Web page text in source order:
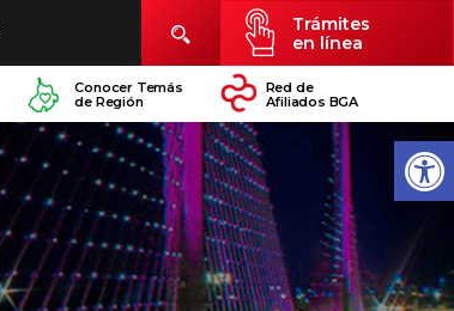
Trámites
en línea
Conocer Temás
de Región
Red de
Afiliados BGA